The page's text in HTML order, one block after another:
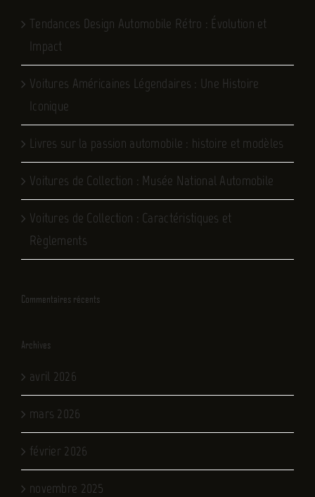
Tendances Design Automobile Rétro : Évolution et
Impact
Voitures Américaines Légendaires : Une Histoire
Iconique
Livres sur la passion automobile : histoire et modèles
Voitures de Collection : Musée National Automobile
Voitures de Collection : Caractéristiques et
Règlements
Commentaires récents
Archives
avril 2026
mars 2026
février 2026
novembre 2025